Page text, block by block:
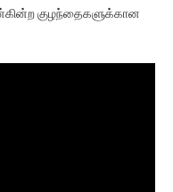
குழந்தைகளுக்கான